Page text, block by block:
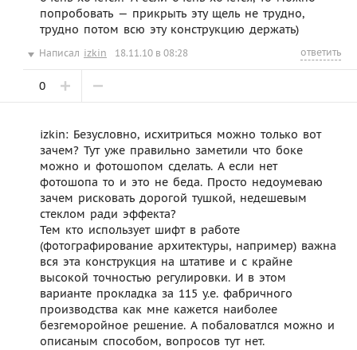
попробовать — прикрыть эту щель не трудно,
трудно потом всю эту конструкцию держать)
Написал izkin 18.11.10 в 08:28 ответить
0
izkin: Безусловно, исхитриться можно только вот
зачем? Тут уже правильно заметили что боке
можно и фотошопом сделать. А если нет
фотошопа то и это не беда. Просто недоумеваю
зачем рисковать дорогой тушкой, недешевым
стеклом ради эффекта?
Тем кто использует шифт в работе
(фотографирование архитектуры, например) важна
вся эта конструкция на штативе и с крайне
высокой точностью регулировки. И в этом
варианте прокладка за 115 у.е. фабричного
производства как мне кажется наиболее
безгеморойное решение. А побаловатлся можно и
описаным способом, вопросов тут нет.